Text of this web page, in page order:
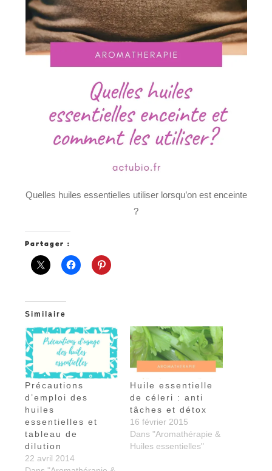
Quelles huiles essentielles utiliser lorsqu’on est enceinte
?
Partager :
Similaire
Précautions
d’emploi des
huiles
essentielles et
tableau de
dilution
22 avril 2014
Huile essentielle
de céleri : anti
tâches et détox
16 février 2015
Dans "Aromathérapie &
Huiles essentielles"